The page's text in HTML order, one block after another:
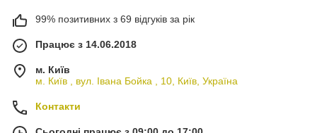
99% позитивних з 69 відгуків за рік
Працює з 14.06.2018
м. Київ
м. Київ , вул. Івана Бойка , 10, Київ, Україна
Контакти